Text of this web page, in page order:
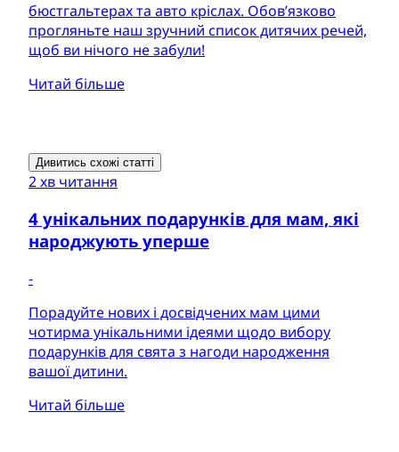
бюстгальтерах та авто кріслах. Обов’язково
прогляньте наш зручний список дитячих речей,
щоб ви нічого не забули!
Читай більше
Дивитись схожі статті
2 хв читання
4 унікальних подарунків для мам, які
народжують уперше
-
Порадуйте нових і досвідчених мам цими
чотирма унікальними ідеями щодо вибору
подарунків для свята з нагоди народження
вашої дитини.
Читай більше